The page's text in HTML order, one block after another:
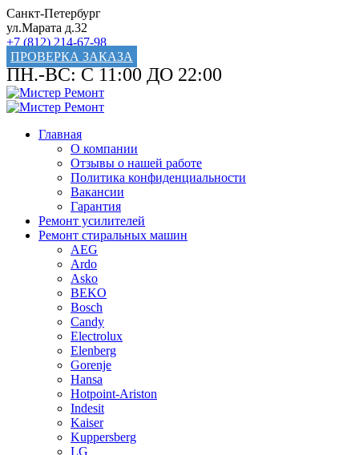
Санкт-Петербург
ул.Марата д.32
+7 (812) 214-67-98
ПРОВЕРКА ЗАКАЗА
ПН.-ВС: С 11:00 ДО 22:00
Главная
О компании
Отзывы о нашей работе
Политика конфиденциальности
Вакансии
Гарантия
Ремонт усилителей
Ремонт стиральных машин
AEG
Ardo
Asko
BEKO
Bosch
Candy
Electrolux
Elenberg
Gorenje
Hansa
Hotpoint-Ariston
Indesit
Kaiser
Kuppersberg
LG